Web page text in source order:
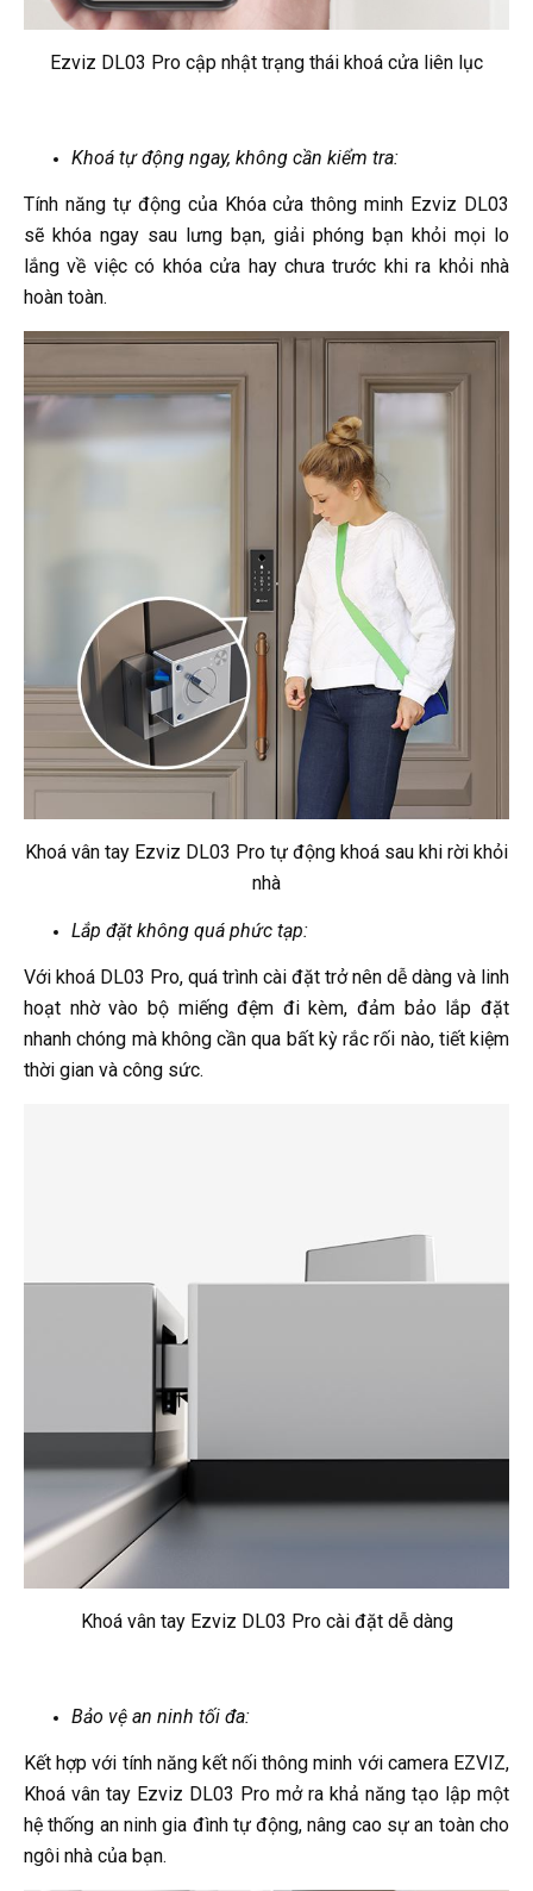
Ezviz DL03 Pro cập nhật trạng thái khoá cửa liên lục
Khoá tự động ngay, không cần kiểm tra:
Tính năng tự động của Khóa cửa thông minh Ezviz DL03
sẽ khóa ngay sau lưng bạn, giải phóng bạn khỏi mọi lo
lắng về việc có khóa cửa hay chưa trước khi ra khỏi nhà
hoàn toàn.
Khoá vân tay Ezviz DL03 Pro tự động khoá sau khi rời khỏi
nhà
Lắp đặt không quá phức tạp:
Với khoá DL03 Pro, quá trình cài đặt trở nên dễ dàng và linh
hoạt nhờ vào bộ miếng đệm đi kèm, đảm bảo lắp đặt
nhanh chóng mà không cần qua bất kỳ rắc rối nào, tiết kiệm
thời gian và công sức.
Khoá vân tay Ezviz DL03 Pro cài đặt dễ dàng
Bảo vệ an ninh tối đa:
Kết hợp với tính năng kết nối thông minh với camera EZVIZ,
Khoá vân tay Ezviz DL03 Pro mở ra khả năng tạo lập một
hệ thống an ninh gia đình tự động, nâng cao sự an toàn cho
ngôi nhà của bạn.